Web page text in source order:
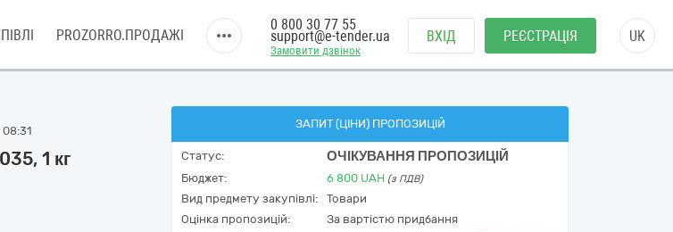
PROZORRO.ПРОДАЖІ
Замовити дзвінок
0 800 30 77 55
support@e-tender.ua ВХІД РЕЄСТРАЦІЯ UK
1 кг
ЗАПИТ (ЦІНИ) ПРОПОЗИЦІЙ
Статус: ОЧІКУВАННЯ ПРОПОЗИЦІЙ
Бюджет: 6 800 UAH (з ПДВ)
Вид предмету закупівлі:
Товари
Оцінка пропозицій:
За вартістю придбання